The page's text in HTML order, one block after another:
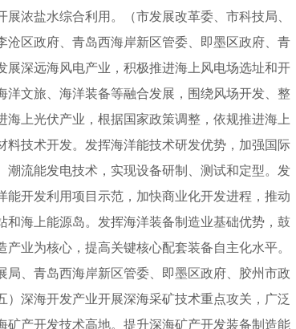
浓盐水综合利用。（市发展改革委、市科技局、
沧区政府、青岛西海岸新区管委、即墨区政府、青
深远海风电产业，积极推进海上风电场选址和开
洋文旅、海洋装备等融合发展，围绕风场开发、整
上光伏产业，根据国家政策调整，依规推进海上
技术开发。发挥海洋能技术研发优势，加强国际
流能发电技术，实现设备研制、测试和定型。发
开发利用项目示范，加快商业化开发进程，推动
海上能源岛。发挥海洋装备制造业基础优势，鼓
业为核心，提高关键核心配套装备自主化水平。
、青岛西海岸新区管委、即墨区政府、胶州市政
深海开发产业开展深海采矿技术重点攻关，广泛
产开发技术高地。提升深海矿产开发装备制造能